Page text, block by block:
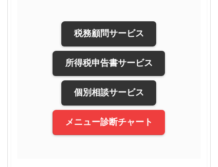
税務顧問サービス
所得税申告書サービス
個別相談サービス
メニュー診断チャート